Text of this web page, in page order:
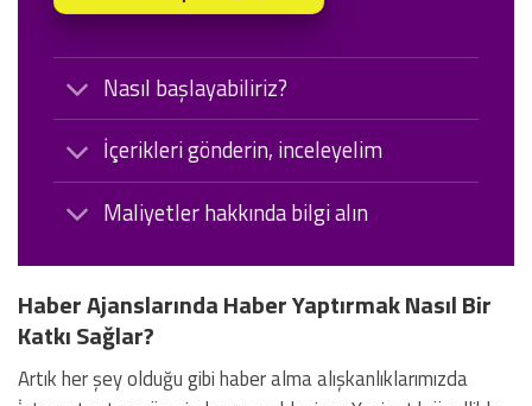
Nasıl başlayabiliriz?
İçerikleri gönderin, inceleyelim
Maliyetler hakkında bilgi alın
Haber Ajanslarında Haber Yaptırmak Nasıl Bir
Katkı Sağlar?
Artık her şey olduğu gibi haber alma alışkanlıklarımızda